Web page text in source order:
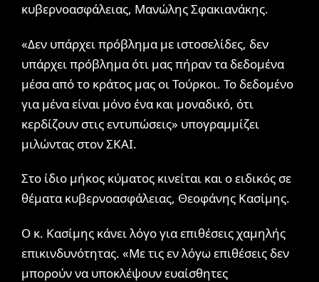
κυβερνοασφάλειας, Μανώλης Σφακιανάκης.
«Δεν υπάρχει πρόβλημα με ιστοσελίδες, δεν
υπάρχει πρόβλημα ότι μας πήραν τα δεδομένα
μέσα από το κράτος μας οι Τούρκοι. Το δεδομένο
για μένα είναι μόνο ένα και μοναδικό, ότι
κερδίζουν στις εντυπώσεις» υπογραμμίζει
μιλώντας στον ΣΚΑΙ.
Στο ίδιο μήκος κύματος κινείται και ο ειδικός σε
θέματα κυβερνοασφάλειας, Θεοφάνης Κασίμης.
Ο κ. Κασίμης κάνει λόγο για επιθέσεις χαμηλής
επικινδυνότητας. «Με τις εν λόγω επιθέσεις δεν
μπορούν να υποκλέψουν ευαίσθητες